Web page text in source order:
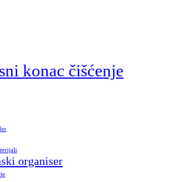
konac čišćenje
organiser